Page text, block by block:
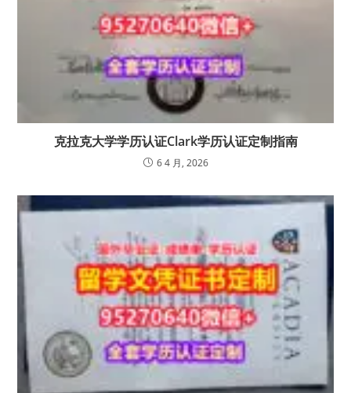
克拉克大学学历认证Clark学历认证定制指南
6 4 月, 2026